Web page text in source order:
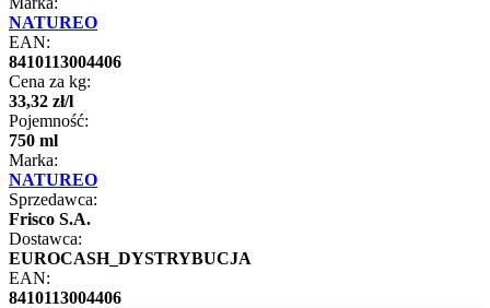
NATUREO
EAN:
8410113004406
Cena za kg:
33,32 zł/l
Pojemność:
750 ml
Marka:
NATUREO
Sprzedawca:
Frisco S.A.
Dostawca:
EUROCASH_DYSTRYBUCJA
EAN:
8410113004406